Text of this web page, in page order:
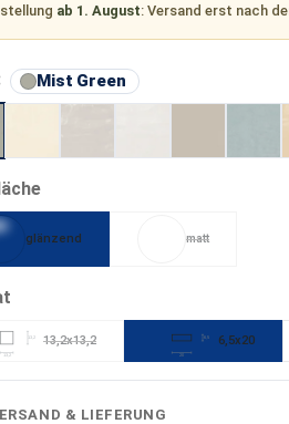
ab 1. August: Versand erst nach
Mist Green auswählen
auswählen
glänzend matt
13,2 13,2x13,2
(Diese Option ist zurzeit nicht verfügbar.)
20
6,5 6,5x20
& LIEFERUNG